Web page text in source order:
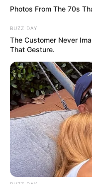
Photos From The 70s
BUZZ DAY
The Customer Never
That Gesture.